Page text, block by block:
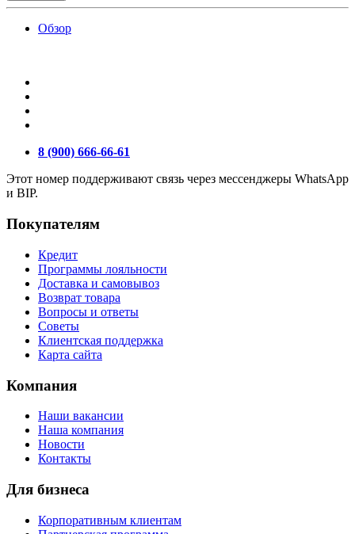
Обзор
8 (900) 666-66-61
Этот номер поддерживают связь через мессенджеры WhatsApp
и BIP.
Покупателям
Кредит
Программы лояльности
Доставка и самовывоз
Возврат товара
Вопросы и ответы
Советы
Клиентская поддержка
Карта сайта
Компания
Наши вакансии
Наша компания
Новости
Контакты
Для бизнеса
Корпоративным клиентам